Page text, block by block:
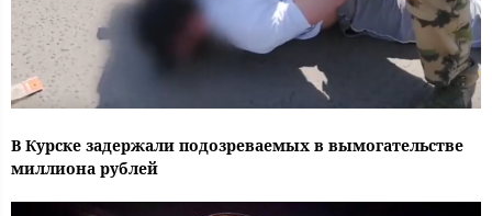
В Курске задержали подозреваемых в вымогательстве
миллиона рублей